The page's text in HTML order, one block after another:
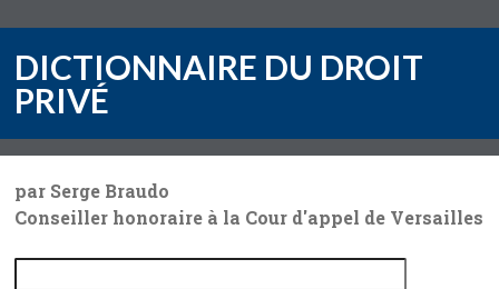
DICTIONNAIRE DU DROIT
PRIVÉ
par Serge Braudo
Conseiller honoraire à la Cour d'appel de Versailles